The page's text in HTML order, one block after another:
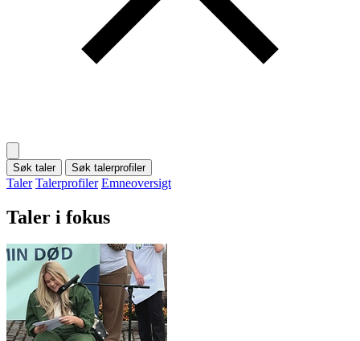
Søk taler Søk talerprofiler
Taler Talerprofiler Emneoversigt
Taler i fokus